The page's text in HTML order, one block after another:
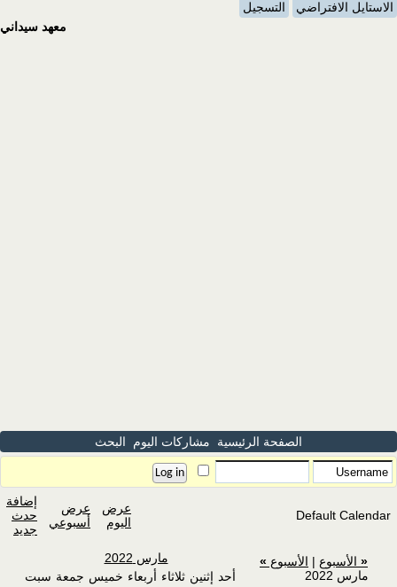
الاستايل الافتراضي
التسجيل
معهد سيداني
الصفحة الرئيسية مشاركات اليوم البحث
Default Calendar
عرض
اليوم
عرض
أسبوعي
إضافة
حدث
جديد
« الأسبوع | الأسبوع »
مارس 2022
مارس 2022
أحد إثنين ثلاثاء أربعاء خميس جمعة سبت